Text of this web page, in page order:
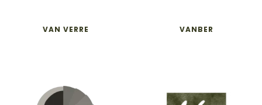
VAN VERRE VANBER